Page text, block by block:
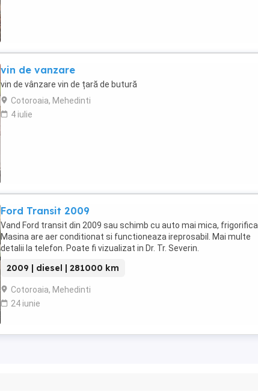
vin de vanzare
vin de vânzare vin de țară de butură
Cotoroaia, Mehedinti
4 iulie
Ford Transit 2009
Vand Ford transit din 2009 sau schimb cu auto mai mica, frigorifica.
Masina are aer conditionat si functioneaza ireprosabil. Mai multe
detalii la telefon. Poate fi vizualizat in Dr. Tr. Severin.
2009 | diesel | 281000 km
Cotoroaia, Mehedinti
24 iunie